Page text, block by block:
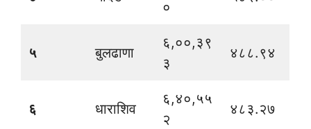
०
५ बुलढाणा
६,००,३९
३
४८८.९४
६ धाराशिव
६,४०,५५
२
४८३.२७